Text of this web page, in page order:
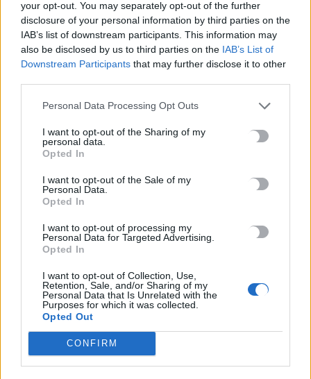
your opt-out. You may separately opt-out of the further
disclosure of your personal information by third parties on the
IAB’s list of downstream participants. This information may
also be disclosed by us to third parties on the IAB’s List of
Downstream Participants that may further disclose it to other
Personal Data Processing Opt Outs
I want to opt-out of the Sharing of my
personal data.
Opted In
I want to opt-out of the Sale of my
Personal Data.
Opted In
I want to opt-out of processing my
Personal Data for Targeted Advertising.
Opted In
I want to opt-out of Collection, Use,
Retention, Sale, and/or Sharing of my
Personal Data that Is Unrelated with the
Purposes for which it was collected.
Opted Out
CONFIRM
Ηράκλειο: Διακρίσεις και… ξενοφοβία στα Mini Bus;
6 Αυγούστου, 2026
6 Αυγούστου, 2026
Υπόθεση 75χρονης στα Χανιά: Την εντόπισε περιπολικό,
μεταφέρθηκε στο Αστυνομικό Τμήμα και λίγες ημέρες μετά
βρέθηκε νεκρή
6 Αυγούστου, 2026
TRENDING
ΦΩΤΟΒΟΛΤΑΪΚΑ # INFLUENCER #ΠΑΓΝΗ
ΒΛΑΔΙΜΗΡΟΣ ΚΥΡΙΑΚΙΔΗΣ